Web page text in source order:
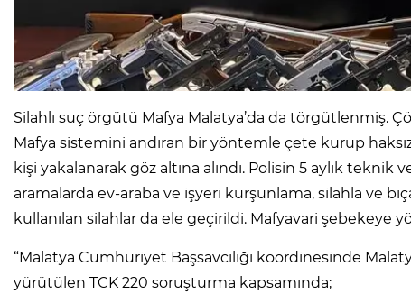
Silahlı suç örgütü Mafya Malatya’da da törgütlenmiş.
Mafya sistemini andıran bir yöntemle çete kurup
kişi yakalanarak göz altına alındı. Polisin 5 aylık
aramalarda ev-araba ve işyeri kurşunlama, silahla ve
kullanılan silahlar da ele geçirildi. Mafyavari şebekeye
“Malatya Cumhuriyet Başsavcılığı koordinesinde
yürütülen TCK 220 soruşturma kapsamında;